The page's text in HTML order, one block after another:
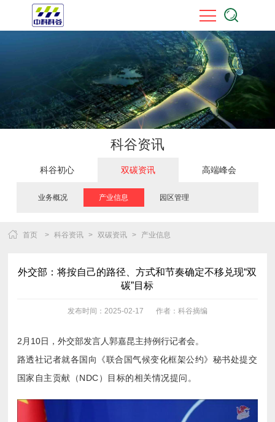
科谷资讯
科谷初心 双碳资讯 高端峰会
业务概况 产业信息 园区管理
首页 > 科谷资讯 > 双碳资讯 > 产业信息
碳”目标
发布时间：2025-02-17 作者：科谷摘编
2月10日，外交部发言人郭嘉昆主持例行记者会。
国家自主贡献（NDC）目标的相关情况提问。